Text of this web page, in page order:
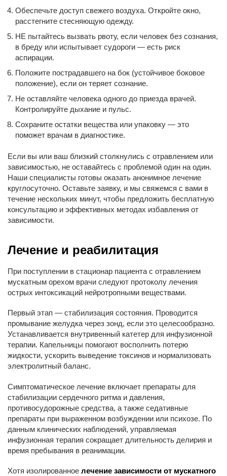
Обеспечьте доступ свежего воздуха. Откройте окно,
расстегните стесняющую одежду.
НЕ пытайтесь вызвать рвоту, если человек без сознания,
в бреду или испытывает судороги — есть риск
аспирации.
Положите пострадавшего на бок (устойчивое боковое
положение), если он теряет сознание.
Не оставляйте человека одного до приезда врачей.
Контролируйте дыхание и пульс.
Сохраните остатки вещества или упаковку — это
поможет врачам в диагностике.
Если вы или ваш близкий столкнулись с отравлением или
зависимостью, не оставайтесь с проблемой один на один.
Наши специалисты готовы оказать анонимное лечение
круглосуточно. Оставьте заявку, и мы свяжемся с вами в
течение нескольких минут, чтобы предложить бесплатную
консультацию и эффективных методах избавления от
зависимости.
Лечение и реабилитация
При поступлении в стационар пациента с отравлением
мускатным орехом врачи следуют протоколу лечения
острых интоксикаций нейротропными веществами.
Первый этап — стабилизация состояния. Проводится
промывание желудка через зонд, если это целесообразно.
Устанавливается внутривенный катетер для инфузионной
терапии. Капельницы помогают восполнить потерю
жидкости, ускорить выведение токсинов и нормализовать
электролитный баланс.
Симптоматическое лечение включает препараты для
стабилизации сердечного ритма и давления,
противосудорожные средства, а также седативные
препараты при выраженном возбуждении или психозе. По
данным клинических наблюдений, управляемая
инфузионная терапия сокращает длительность делирия и
время пребывания в реанимации.
Хотя изолированное лечение зависимости от мускатного